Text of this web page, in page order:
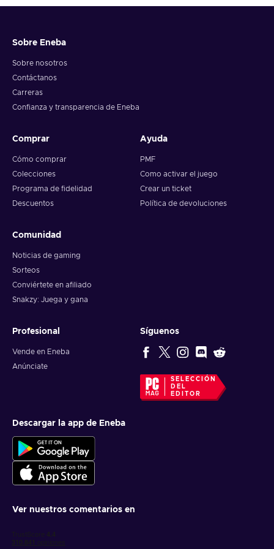
RPG – You take the role of the protagonist, hone your
skills, and face various challenges to complete missions;
Survival – You have to manage resources and fight against
foes & the environment to survive;
Visual novel – You interact with the world and the various
Cheap Ankora: Lost Days key price.
Sobre Eneba
Sobre nosotros
Contáctanos
Carreras
Confianza y transparencia de Eneba
Comprar
Cómo comprar
Colecciones
Programa de fidelidad
Descuentos
Ayuda
PMF
Como activar el juego
Crear un ticket
Política de devoluciones
Comunidad
Noticias de gaming
Sorteos
Conviértete en afiliado
Snakzy: Juega y gana
Profesional
Vende en Eneba
Anúnciate
Síguenos
SELECCIÓN
DEL
EDITOR
Descargar la app de Eneba
Ver nuestros comentarios en